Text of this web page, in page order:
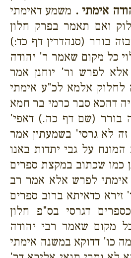
אימתי . משמע דאימתי
ואם תאמר בפרק חלון
בורר (סנהדרין דף כד:)
כל מקום שאמר ר' יהודה
אלא לפרש ור' יוחנן אמר
לחלוק אלמא לכ"ע אימתי
דהכא סבר כרמי בר חמא
בורר (שם דף כה.) דאפי'
זה לא גרסי' בשמעתין אמר
המונח על גבי יתדות באנו
כמו שכתוב במקצת ספרים
אימתי לפרש אלא אמר רב
זירא כדאיתא ברוב ספרים
דגרסי בס"פ חלון
מקום שאמר רבי יהודה
כו' דדוקא במשנה אימתי